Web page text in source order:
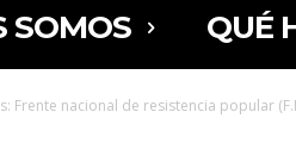
SOMOS QUÉ
Frente nacional de resistencia popular